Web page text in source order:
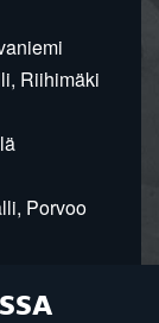
Riihimäki
Porvoo